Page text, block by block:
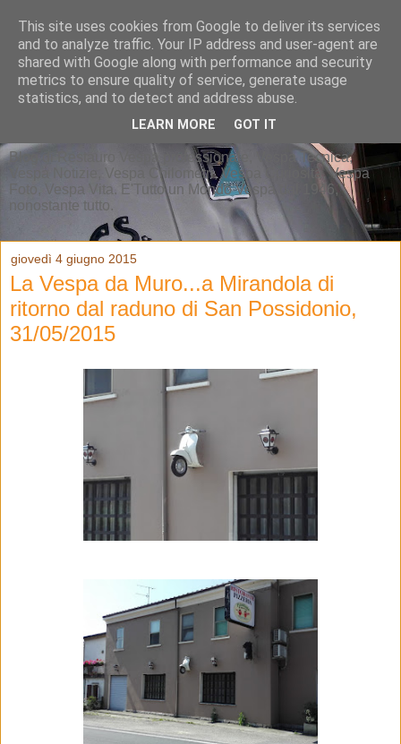
Blog di Restauro Vespa professionale, Vespa Tecnica,
Vespa Notizie, Vespa Chilometri, Vespa Curiosità, Vespa
Foto, Vespa Vita. E'Tutto un Mondo Vespa dal 1946,
nonostante tutto.
giovedì 4 giugno 2015
La Vespa da Muro...a Mirandola di
ritorno dal raduno di San Possidonio,
31/05/2015
This site uses cookies from Google to deliver its services
and to analyze traffic. Your IP address and user-agent are
shared with Google along with performance and security
metrics to ensure quality of service, generate usage
statistics, and to detect and address abuse.
LEARN MORE GOT IT